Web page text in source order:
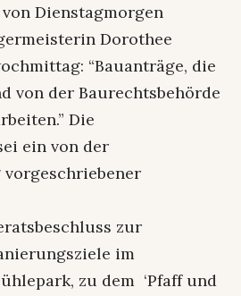
Dienstagmorgen
Dorothee
“Bauanträge, die
von der Baurechtsbehörde
Die
ein von der
zur
im
zu dem ‘Pfaff und